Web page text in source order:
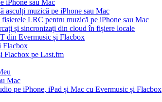
iPhone sau Mac
asculți muzică pe iPhone sau Mac
LRC pentru muzică pe iPhone sau Mac
și sincronizați din cloud în fișiere locale
din Evermusic și Flacbox
Flacbox
Flacbox pe Last.fm
Mac
pe iPhone, iPad și Mac cu Evermusic și Flacbox